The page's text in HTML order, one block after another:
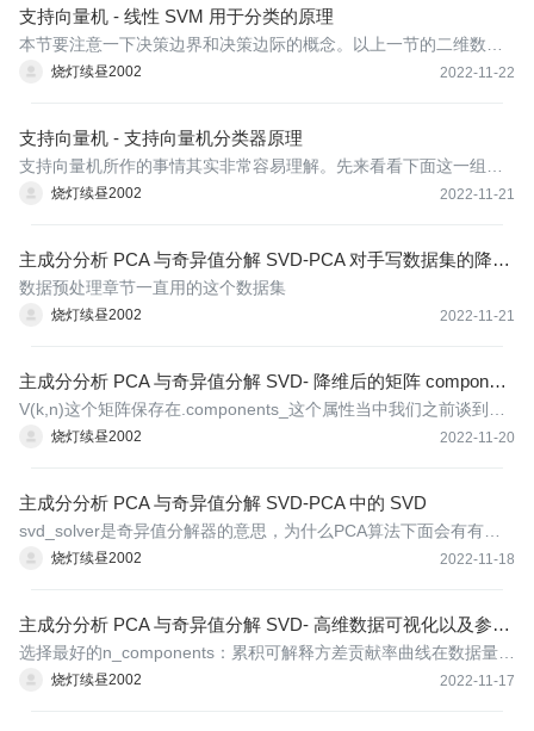
支持向量机 - 线性 SVM 用于分类的原理
烧灯续昼2002 2022-11-22
本节要注意一下决策边界和决策边际的概念。以上一节的二维数据
为例，决策边界是个超平面，二维里就是条线，而决策边际是两个
支持向量机 - 支持向量机分类器原理
烧灯续昼2002 2022-11-21
支持向量机所作的事情其实非常容易理解。先来看看下面这一组数
据的分布，这是一组两种标签的数据，两种标签分别由圆和方块代
知数据集
主成分分析 PCA 与奇异值分解 SVD-PCA 对手写数据集的降维
& 用 PCA 做噪音过滤
烧灯续昼2002 2022-11-21
数据预处理章节一直用的这个数据集
主成分分析 PCA 与奇异值分解 SVD- 降维后的矩阵 component
s_ & inverse_transform
烧灯续昼2002 2022-11-20
V(k,n)这个矩阵保存在.components_这个属性当中我们之前谈到过
PCA与特征选择的区别，即特征选择后的特征矩阵是可解读的，而P
是通过某
主成分分析 PCA 与奇异值分解 SVD-PCA 中的 SVD
烧灯续昼2002 2022-11-18
svd_solver是奇异值分解器的意思，为什么PCA算法下面会有有关
奇异值分解的参数？不是两种算法么？
主成分分析 PCA 与奇异值分解 SVD- 高维数据可视化以及参数
n_components
烧灯续昼2002 2022-11-17
选择最好的n_components：累积可解释方差贡献率曲线在数据量大
于特征维度的时候，我们设置n_components为默认值，可以画出累